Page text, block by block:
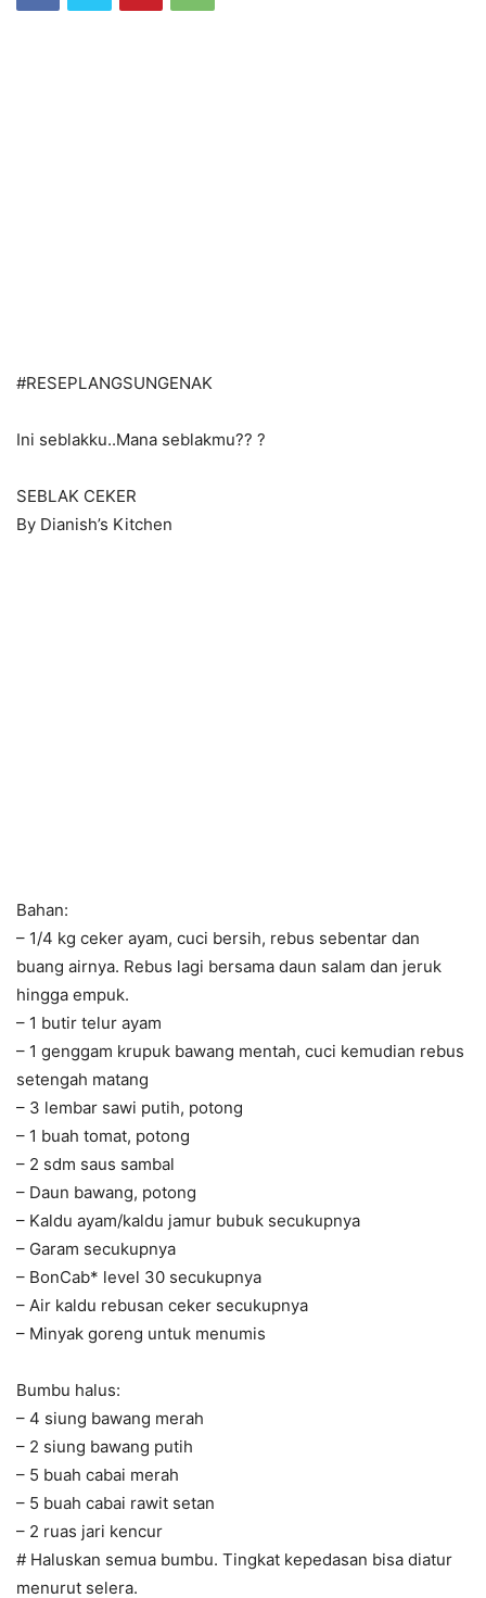
#RESEPLANGSUNGENAK
Ini seblakku..Mana seblakmu?? ?
SEBLAK CEKER
By Dianish’s Kitchen
Bahan:
– 1/4 kg ceker ayam, cuci bersih, rebus sebentar dan
buang airnya. Rebus lagi bersama daun salam dan jeruk
hingga empuk.
– 1 butir telur ayam
– 1 genggam krupuk bawang mentah, cuci kemudian rebus
setengah matang
– 3 lembar sawi putih, potong
– 1 buah tomat, potong
– 2 sdm saus sambal
– Daun bawang, potong
– Kaldu ayam/kaldu jamur bubuk secukupnya
– Garam secukupnya
– BonCab* level 30 secukupnya
– Air kaldu rebusan ceker secukupnya
– Minyak goreng untuk menumis
Bumbu halus:
– 4 siung bawang merah
– 2 siung bawang putih
– 5 buah cabai merah
– 5 buah cabai rawit setan
– 2 ruas jari kencur
# Haluskan semua bumbu. Tingkat kepedasan bisa diatur
menurut selera.